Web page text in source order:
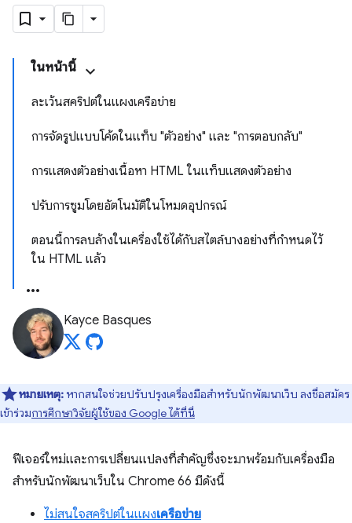
ในหน้านี้
ละเว้นสคริปต์ในแผงเครือข่าย
การจัดรูปแบบโค้ดในแท็บ "ตัวอย่าง" และ "การตอบกลับ"
การแสดงตัวอย่างเนื้อหา HTML ในแท็บแสดงตัวอย่าง
ปรับการซูมโดยอัตโนมัติในโหมดอุปกรณ์
ตอนนี้การลบล้างในเครื่องใช้ได้กับสไตล์บางอย่างที่กำหนดไว้
ใน HTML แล้ว
Kayce Basques
หมายเหตุ: หากสนใจช่วยปรับปรุงเครื่องมือสำหรับนักพัฒนาเว็บ ลงชื่อสมัคร
เข้าร่วมการศึกษาวิจัยผู้ใช้ของ Google ได้ที่นี่
ฟีเจอร์ใหม่และการเปลี่ยนแปลงที่สำคัญซึ่งจะมาพร้อมกับเครื่องมือ
สำหรับนักพัฒนาเว็บใน Chrome 66 มีดังนี้
ไม่สนใจสคริปต์ในแผงเครือข่าย